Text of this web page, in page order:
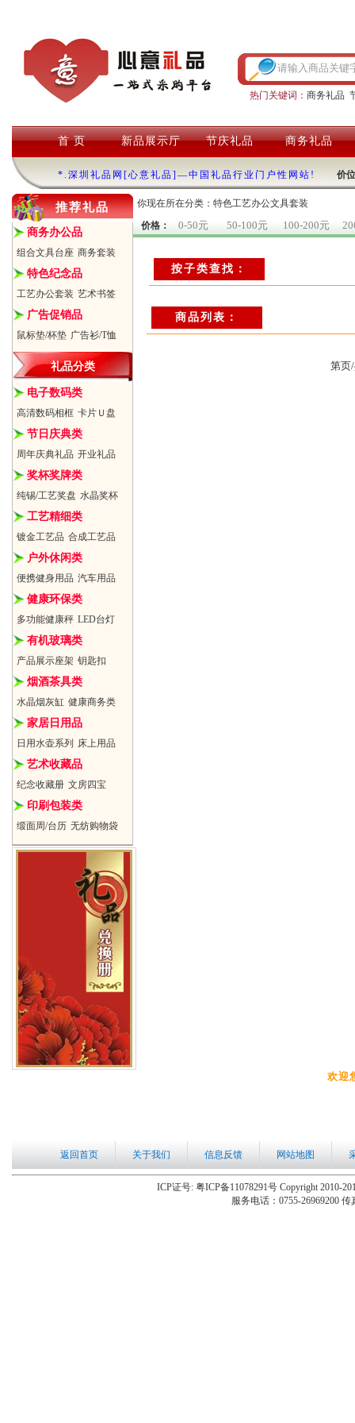
热门关键词： 商务礼品
首 页 新品展示厅 节庆礼品 商务礼品
*.深圳礼品网[心意礼品]—中国礼品行业门户性网站! 价
推荐礼品
商务办公品
组合文具台座 商务套装
特色纪念品
工艺办公套装 艺术书签
广告促销品
鼠标垫/杯垫 广告衫/T恤
礼品分类
电子数码类
高清数码相框 卡片Ｕ盘
节日庆典类
周年庆典礼品 开业礼品
奖杯奖牌类
纯锡/工艺奖盘 水晶奖杯
工艺精细类
镀金工艺品 合成工艺品
户外休闲类
便携健身用品 汽车用品
健康环保类
多功能健康秤 LED台灯
有机玻璃类
产品展示座架 钥匙扣
烟酒茶具类
水晶烟灰缸 健康商务类
家居日用品
日用水壶系列 床上用品
艺术收藏品
纪念收藏册 文房四宝
印刷包装类
缎面周/台历 无纺购物袋
你现在所在分类：特色工艺办公文具套装
价格：
0-50元 50-100元 100-200元
按子类查找：
商品列表：
第页
欢迎
返回首页 关于我们 信息反馈 网站地图
ICP证号: 粤ICP备11078291号 Copyright 2010-
服务电话：0755-26969200 传